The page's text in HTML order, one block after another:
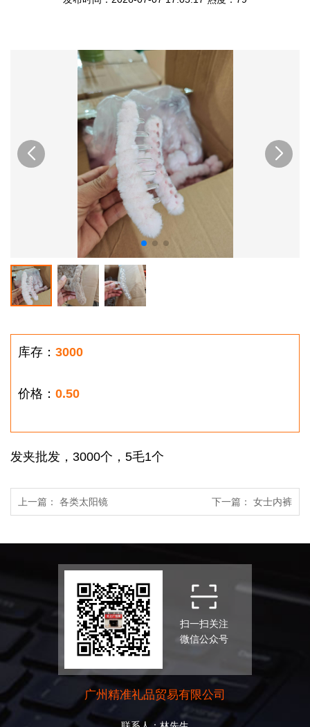
库存： 3000
价格： 0.50
发夹批发，3000个，5毛1个
上一篇： 各类太阳镜 下一篇： 女士内裤
扫一扫关注
微信公众号
广州精准礼品贸易有限公司